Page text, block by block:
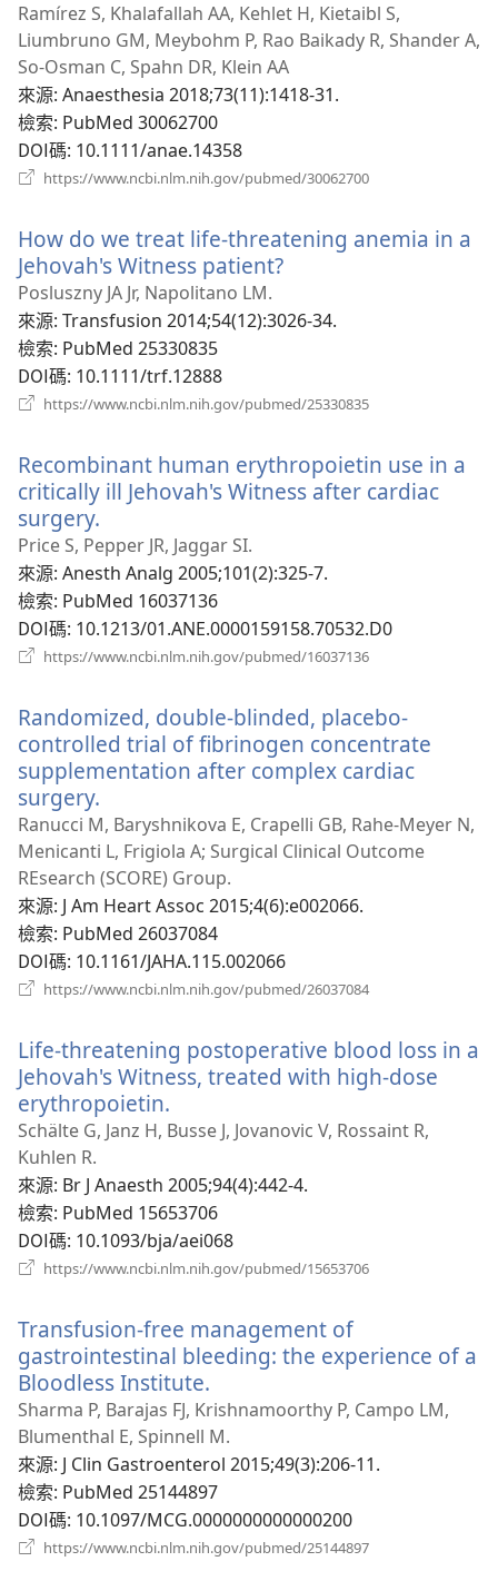
新
視
Ramírez S, Khalafallah AA, Kehlet H, Kietaibl S,
Liumbruno GM, Meybohm P, Rao Baikady R, Shander A,
So-Osman C, Spahn DR, Klein AA
來源‎: Anaesthesia 2018;73(11):1418-31.
檢索‎: PubMed 30062700
DOI碼‎: 10.1111/anae.14358
https://www.ncbi.nlm.nih.gov/pubmed/30062700
視
How do we treat life-threatening anemia in a
Jehovah's Witness patient?
新
Posluszny JA Jr, Napolitano LM.
來源‎: Transfusion 2014;54(12):3026-34.
檢索‎: PubMed 25330835
DOI碼‎: 10.1111/trf.12888
https://www.ncbi.nlm.nih.gov/pubmed/25330835
視
窗）
Recombinant human erythropoietin use in a
critically ill Jehovah's Witness after cardiac
surgery.
啟
新
視
窗）
Price S, Pepper JR, Jaggar SI.
來源‎: Anesth Analg 2005;101(2):325-7.
檢索‎: PubMed 16037136
DOI碼‎: 10.1213/01.ANE.0000159158.70532.D0
https://www.ncbi.nlm.nih.gov/pubmed/16037136
視
窗）
Randomized, double-blinded, placebo-
controlled trial of fibrinogen concentrate
supplementation after complex cardiac
surgery.
啟
新
視
窗）
Ranucci M, Baryshnikova E, Crapelli GB, Rahe-Meyer N,
Menicanti L, Frigiola A; Surgical Clinical Outcome
REsearch (SCORE) Group.
來源‎: J Am Heart Assoc 2015;4(6):e002066.
檢索‎: PubMed 26037084
DOI碼‎: 10.1161/JAHA.115.002066
https://www.ncbi.nlm.nih.gov/pubmed/26037084
視
窗）
Life-threatening postoperative blood loss in a
Jehovah's Witness, treated with high-dose
erythropoietin.
啟
視
窗）
Schälte G, Janz H, Busse J, Jovanovic V, Rossaint R,
Kuhlen R.
來源‎: Br J Anaesth 2005;94(4):442-4.
檢索‎: PubMed 15653706
DOI碼‎: 10.1093/bja/aei068
https://www.ncbi.nlm.nih.gov/pubmed/15653706
窗）
Transfusion-free management of
gastrointestinal bleeding: the experience of a
Bloodless Institute.
啟
新
視
窗）
Sharma P, Barajas FJ, Krishnamoorthy P, Campo LM,
Blumenthal E, Spinnell M.
來源‎: J Clin Gastroenterol 2015;49(3):206-11.
檢索‎: PubMed 25144897
DOI碼‎: 10.1097/MCG.0000000000000200
https://www.ncbi.nlm.nih.gov/pubmed/25144897